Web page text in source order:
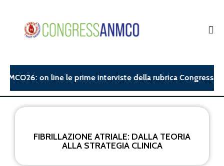
on line le prime interviste della rubrica Congress
FIBRILLAZIONE ATRIALE: DALLA TEORIA
ALLA STRATEGIA CLINICA